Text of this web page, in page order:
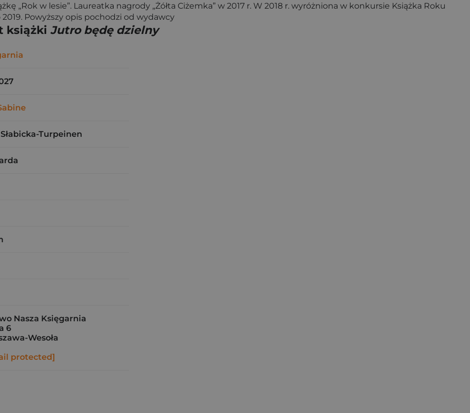
„Rok w lesie”. Laureatka nagrody „Żółta Ciżemka” w 2017 r. W 2018 r. wyróżniona w konkursie Książka Roku
Powyższy opis pochodzi od wydawcy
książki Jutro będę dzielny
Turpeinen
Nasza Księgarnia
6
Wesoła
protected]